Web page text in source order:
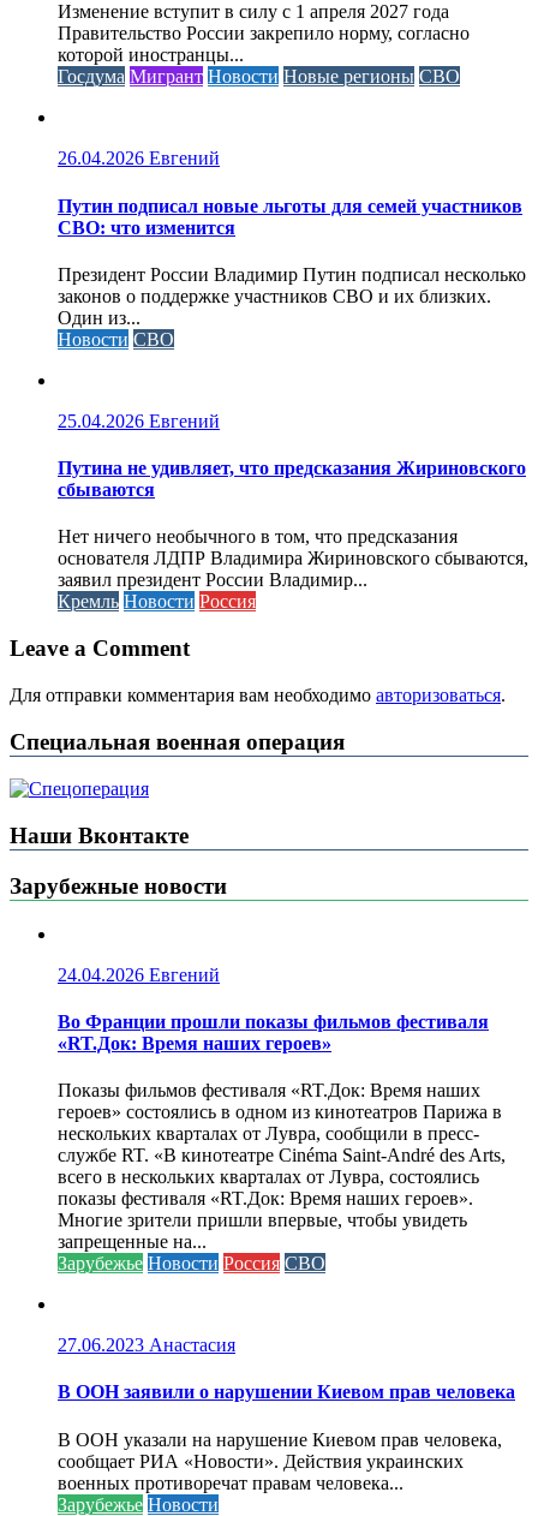
Изменение вступит в силу с 1 апреля 2027 года
Правительство России закрепило норму, согласно
которой иностранцы...
Госдума Мигрант Новости Новые регионы СВО
26.04.2026 Евгений
Путин подписал новые льготы для семей участников
СВО: что изменится
Президент России Владимир Путин подписал несколько
законов о поддержке участников СВО и их близких.
Один из...
Новости СВО
25.04.2026 Евгений
Путина не удивляет, что предсказания Жириновского
сбываются
Нет ничего необычного в том, что предсказания
основателя ЛДПР Владимира Жириновского сбываются,
заявил президент России Владимир...
Кремль Новости Россия
Leave a Comment
Для отправки комментария вам необходимо авторизоваться.
Специальная военная операция
Наши Вконтакте
Зарубежные новости
24.04.2026 Евгений
Во Франции прошли показы фильмов фестиваля
«RT.Док: Время наших героев»
Показы фильмов фестиваля «RT.Док: Время наших
героев» состоялись в одном из кинотеатров Парижа в
нескольких кварталах от Лувра, сообщили в пресс-
службе RT. «В кинотеатре Cinéma Saint-André des Arts,
всего в нескольких кварталах от Лувра, состоялись
показы фестиваля «RT.Док: Время наших героев».
Многие зрители пришли впервые, чтобы увидеть
запрещенные на...
Зарубежье Новости Россия СВО
27.06.2023 Анастасия
В ООН заявили о нарушении Киевом прав человека
В ООН указали на нарушение Киевом прав человека,
сообщает РИА «Новости». Действия украинских
военных противоречат правам человека...
Зарубежье Новости